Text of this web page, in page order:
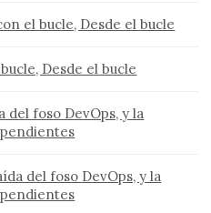
el bucle, Desde el bucle
Desde el bucle
del foso DevOps, y la
del foso DevOps, y la